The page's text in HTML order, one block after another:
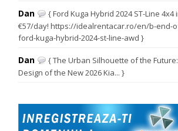
Dan
{ Ford Kuga Hybrid 2024 ST-Line 4x4
€57/day! https://idealrentacar.ro/en/b-end-
ford-kuga-hybrid-2024-st-line-awd }
Dan
{ The Urban Silhouette of the
Design of the New 2026 Kia... }